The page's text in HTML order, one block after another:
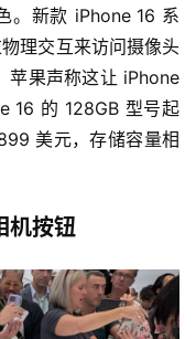
。新款 iPhone 16 系
理交互来访问摄像头
苹果声称这让 iPhone
16 的 128GB 型号起
美元，存储容量相
机按钮